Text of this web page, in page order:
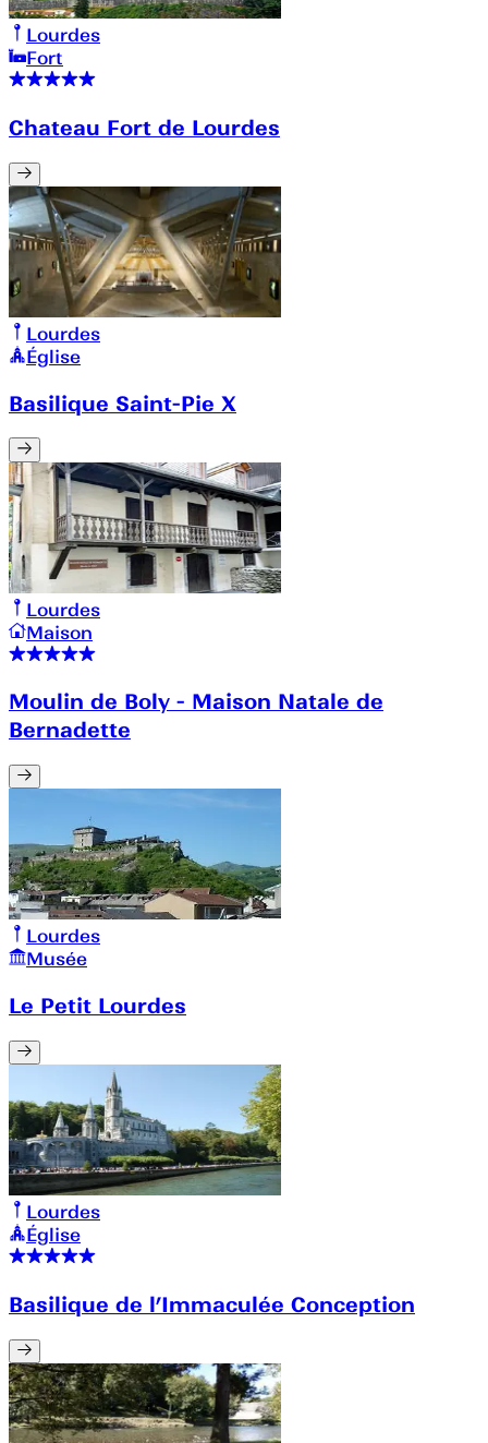
Lourdes
Fort
Chateau Fort de Lourdes
Lourdes
Église
Basilique Saint-Pie X
Lourdes
Maison
Moulin de Boly - Maison Natale de
Bernadette
Lourdes
Musée
Le Petit Lourdes
Lourdes
Église
Basilique de l’Immaculée Conception